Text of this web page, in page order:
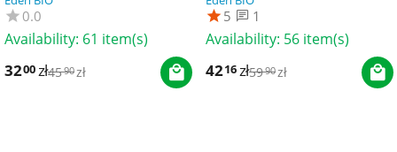
0.0
Availability: 61 item(s)
3200zł4590zł
5 1
Availability: 56 item(s)
4216zł5990zł